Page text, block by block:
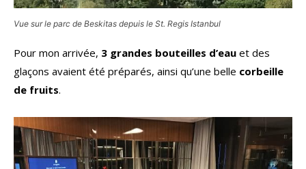
Vue sur le parc de Beskitas depuis le St. Regis Istanbul
Pour mon arrivée, 3 grandes bouteilles d’eau et des
glaçons avaient été préparés, ainsi qu’une belle corbeille
de fruits.